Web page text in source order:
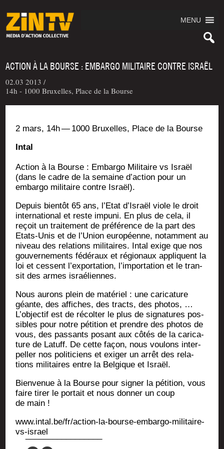
MENU
ACTION À LA BOURSE : EMBARGO MILITAIRE CONTRE ISRAËL
02.03 2013 /
14h - 1000 Bruxelles, Place de la Bourse
2 mars, 14h — 1000 Bruxelles, Place de la Bourse
Intal
Action à la Bourse : Embar­go Mili­taire vs Israël
(dans le cadre de la semaine d’action pour un
embar­go mili­taire contre Israël).
Depuis bien­tôt 65 ans, l’Etat d’Israël viole le droit
inter­na­tio­nal et reste impu­ni. En plus de cela, il
reçoit un trai­te­ment de pré­fé­rence de la part des
Etats-Unis et de l’Union euro­péenne, notam­ment au
niveau des rela­tions mili­taires. Intal exige que nos
gou­ver­ne­ments fédé­raux et régio­naux appliquent la
loi et cessent l’exportation, l’importation et le tran­
sit des armes israéliennes.
Nous aurons plein de maté­riel : une cari­ca­ture
géante, des affiches, des tracts, des pho­tos, …
L’objectif est de récol­ter le plus de signa­tures pos­
sibles pour notre péti­tion et prendre des pho­tos de
vous, des pas­sants posant aux côtés de la cari­ca­
ture de Latuff. De cette façon, nous vou­lons inter­
pel­ler nos poli­ti­ciens et exi­ger un arrêt des rela­
tions mili­taires entre la Bel­gique et Israël.
Bien­ve­nue à la Bourse pour signer la péti­tion, vous
faire tirer le por­tait et nous don­ner un coup
de main !
www.intal.be/fr/action-la-bourse-embargo-militaire-
vs-israel